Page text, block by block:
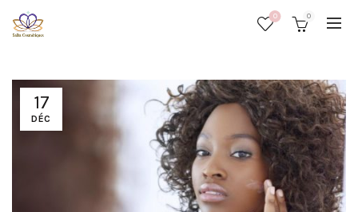
0 0
17
DÉC